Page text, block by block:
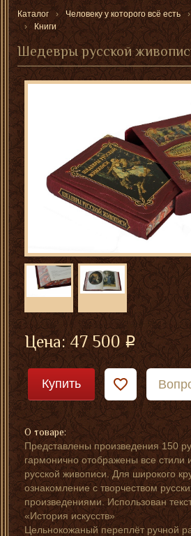
Каталог Человеку у которого всё есть
Книги
Шедевры русской
Цена:47 500
Купить
О товаре:
Представлены произведения 150
гармонично отображены все стили
русской живописи. Для широкого
ознакомление с творчеством
произведениями. Использован
«История искусств»
Цельнокожаный переплёт ручной